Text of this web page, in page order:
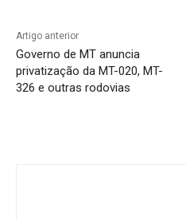
Artigo anterior
Governo de MT anuncia
privatização da MT-020, MT-
326 e outras rodovias